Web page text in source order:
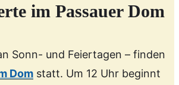
e im Passauer Dom
Sonn- und Feiertagen – finden
Dom statt. Um 12 Uhr beginnt